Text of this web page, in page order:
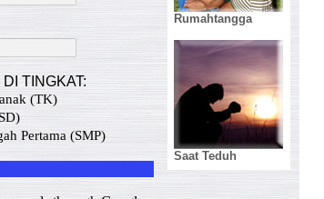
Rumahtangga
Saat Teduh